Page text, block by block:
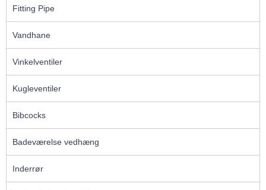
Fitting Pipe
Vandhane
Vinkelventiler
Kugleventiler
Bibcocks
Badeværelse vedhæng
Inderrør